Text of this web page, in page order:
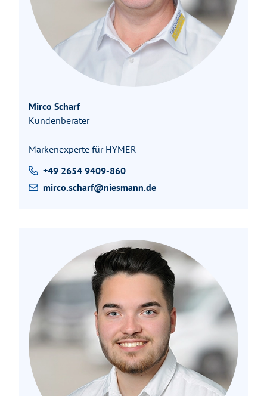
Mirco Scharf
Kundenberater
Markenexperte für HYMER
+49 2654 9409-860
mirco.scharf@niesmann.de